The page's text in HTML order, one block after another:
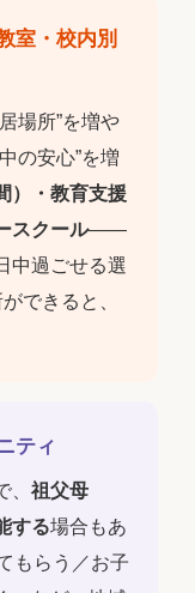
室・校内別
場所”を増や
の安心”を増
）・教育支援
スクール――
中過ごせる選
できると、
ティ
祖父母
する場合もあ
もらう／お子